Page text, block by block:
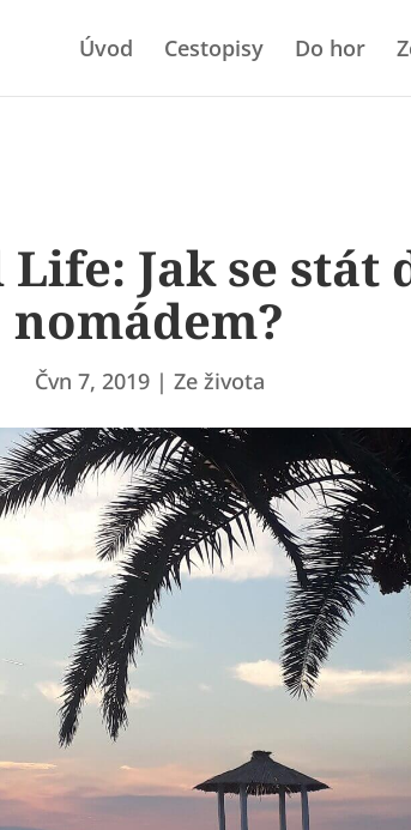
Úvod Cestopisy Do hor
Jak se
nomádem?
Čvn 7, 2019 Ze života